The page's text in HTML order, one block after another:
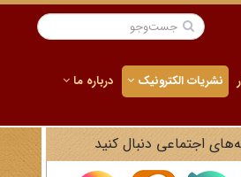
نشریات الکترونیک درباره ما
اجتماعی دنبال کنید